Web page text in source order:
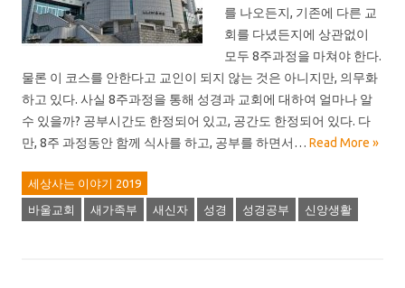
를 나오든지, 기존에 다른 교
회를 다녔든지에 상관없이
모두 8주과정을 마쳐야 한다.
물론 이 코스를 안한다고 교인이 되지 않는 것은 아니지만, 의무화
하고 있다. 사실 8주과정을 통해 성경과 교회에 대하여 얼마나 알
수 있을까? 공부시간도 한정되어 있고, 공간도 한정되어 있다. 다
만, 8주 과정동안 함께 식사를 하고, 공부를 하면서… Read More »
세상사는 이야기 2019
바울교회 새가족부 새신자 성경 성경공부 신앙생활